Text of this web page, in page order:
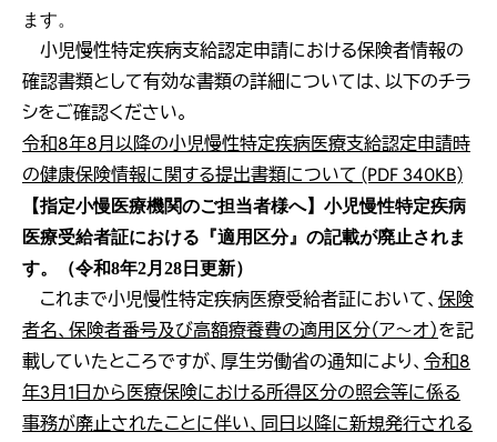
ます。
小児慢性特定疾病支給認定申請における保険者情報の
確認書類として有効な書類の詳細については、以下のチラ
シをご確認ください。
令和8年8月以降の小児慢性特定疾病医療支給認定申請時
の健康保険情報に関する提出書類について (PDF 340KB)
【指定小慢医療機関のご担当者様へ】小児慢性特定疾病
医療受給者証における『適用区分』の記載が廃止されま
す。（令和8年2月28日更新）
これまで小児慢性特定疾病医療受給者証において、 保険
者名、保険者番号及び高額療養費の適用区分（ア～オ）を記
載していたところですが、厚生労働省の通知により、 令和8
年3月1日から医療保険における所得区分の照会等に係る
事務が廃止されたことに伴い、同日以降に新規発行される